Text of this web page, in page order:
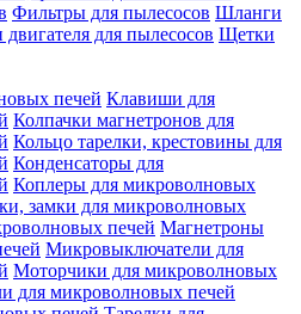
Фильтры для пылесосов Шланги
для пылесосов Щетки
печей Клавиши для
Колпачки магнетронов для
Кольцо тарелки, крестовины для
Конденсаторы для
Коплеры для микроволновых
замки для микроволновых
печей Магнетроны
Микровыключатели для
Моторчики для микроволновых
для микроволновых печей